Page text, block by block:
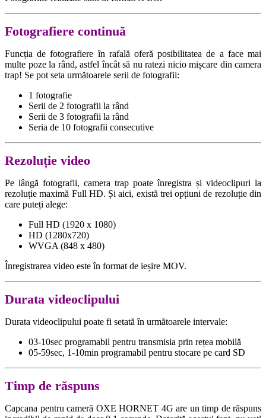
Fotografiere continuă
Funcția de fotografiere în rafală oferă posibilitatea de a face mai
multe poze la rând, astfel încât să nu ratezi nicio mișcare din camera
trap! Se pot seta următoarele serii de fotografii:
1 fotografie
Serii de 2 fotografii la rând
Serii de 3 fotografii la rând
Seria de 10 fotografii consecutive
Rezoluție video
Pe lângă fotografii, camera trap poate înregistra și videoclipuri la
rezoluție maximă Full HD. Și aici, există trei opțiuni de rezoluție din
care puteți alege:
Full HD (1920 x 1080)
HD (1280x720)
WVGA (848 x 480)
Înregistrarea video este în format de ieșire MOV.
Durata videoclipului
Durata videoclipului poate fi setată în următoarele intervale:
03-10sec programabil pentru transmisia prin rețea mobilă
05-59sec, 1-10min programabil pentru stocare pe card SD
Timp de răspuns
Capcana pentru cameră OXE HORNET 4G are un timp de răspuns